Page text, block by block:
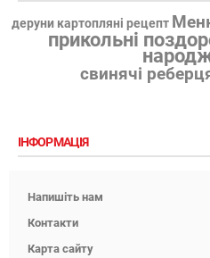
деруни картопляні рецепт
прикольні
свинячі
ІНФОРМАЦІЯ
Напишіть нам
Контакти
Карта сайту